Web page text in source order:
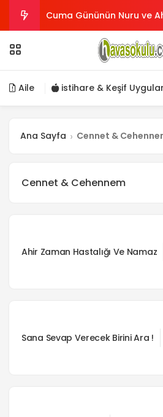
Cuma Gününün Nuru ve
Yıldız saatlerinin
Sana sevap verecek birini
Kader nedir?
Aile istihare & Keşif
Ana Sayfa Cennet &
Cennet & Cehennem
Ahir Zaman Hastalığı Ve Namaz
Sana Sevap Verecek Birini Ara !